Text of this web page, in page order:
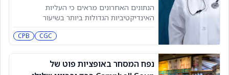
הנתונים האחרונים מראים כי העליות
האינדיקטיביות הגדולות ביותר בשיעור
ההשאלה בקרב שמות אופציות נזילים כוללות
את אוקיוג'ן (OCGN) עם 30.85% ועלייה של
11.63, ProShares UltraShort Gold (GLL) עם
עם 47.21% ועלייה של 1.35, Mesoblast
CGC
CPB
נפח המסחר באופציות פוט של